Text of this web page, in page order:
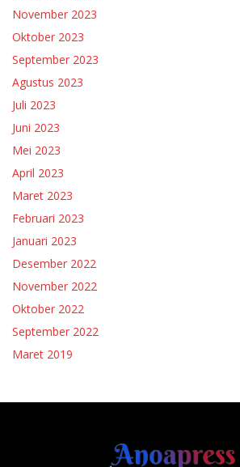
November 2023
Oktober 2023
September 2023
Agustus 2023
Juli 2023
Juni 2023
Mei 2023
April 2023
Maret 2023
Februari 2023
Januari 2023
Desember 2022
November 2022
Oktober 2022
September 2022
Maret 2019